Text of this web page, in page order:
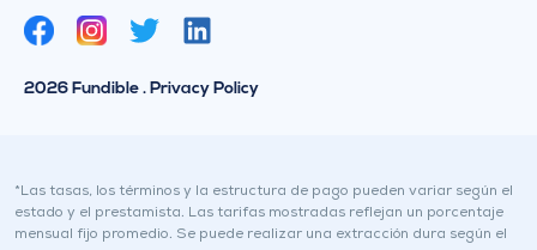
G
o
r
L
i
n
I
n
2026 Fundible . Privacy Policy
*Las tasas, los términos y la estructura de pago pueden variar según el
estado y el prestamista. Las tarifas mostradas reflejan un porcentaje
mensual fijo promedio. Se puede realizar una extracción dura según el